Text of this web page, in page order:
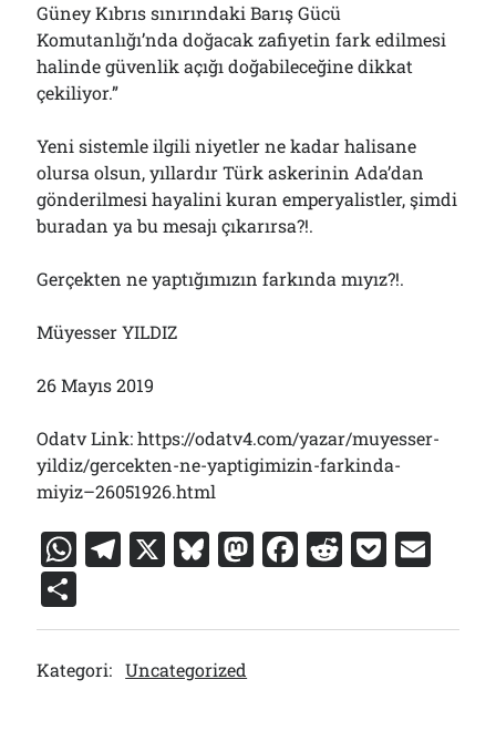
Güney Kıbrıs sınırındaki Barış Gücü
Komutanlığı’nda doğacak zafiyetin fark edilmesi
halinde güvenlik açığı doğabileceğine dikkat
çekiliyor.”
Yeni sistemle ilgili niyetler ne kadar halisane
olursa olsun, yıllardır Türk askerinin Ada’dan
gönderilmesi hayalini kuran emperyalistler, şimdi
buradan ya bu mesajı çıkarırsa?!.
Gerçekten ne yaptığımızın farkında mıyız?!.
Müyesser YILDIZ
26 Mayıs 2019
Odatv Link: https://odatv4.com/yazar/muyesser-
yildiz/gercekten-ne-yaptigimizin-farkinda-
miyiz–26051926.html
W
at
s
A
T
e
gr
a
X Bl
e
s
k
M
st
F
c
R
d
P
c ai
h
ar
e
Kategori: Uncategorized